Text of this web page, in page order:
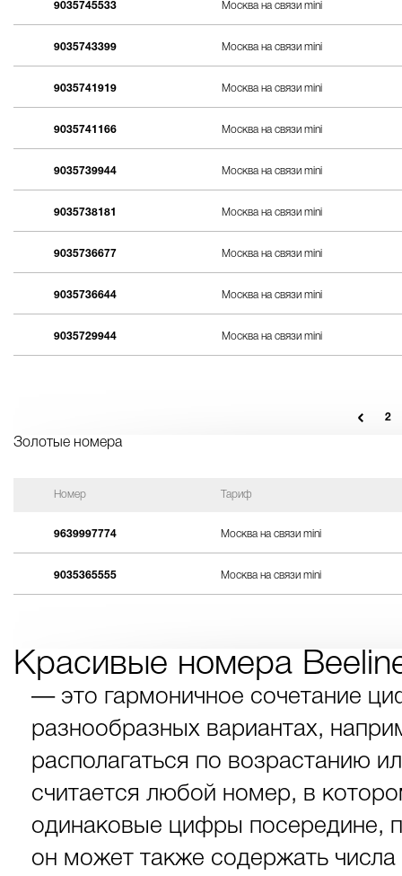
9035745533 Москва на связи mini
9035743399 Москва на связи mini
9035741919 Москва на связи mini
9035741166 Москва на связи mini
9035739944 Москва на связи mini
9035738181 Москва на связи mini
9035736677 Москва на связи mini
9035736644 Москва на связи mini
9035729944 Москва на связи mini
2
Золотые номера
Номер Тариф
9639997774 Москва на связи mini
9035365555 Москва на связи mini
Красивые номера
— это гармоничное сочетание
разнообразных вариантах,
располагаться по возрастанию
считается любой номер, в
одинаковые цифры посередине,
он может также содержать